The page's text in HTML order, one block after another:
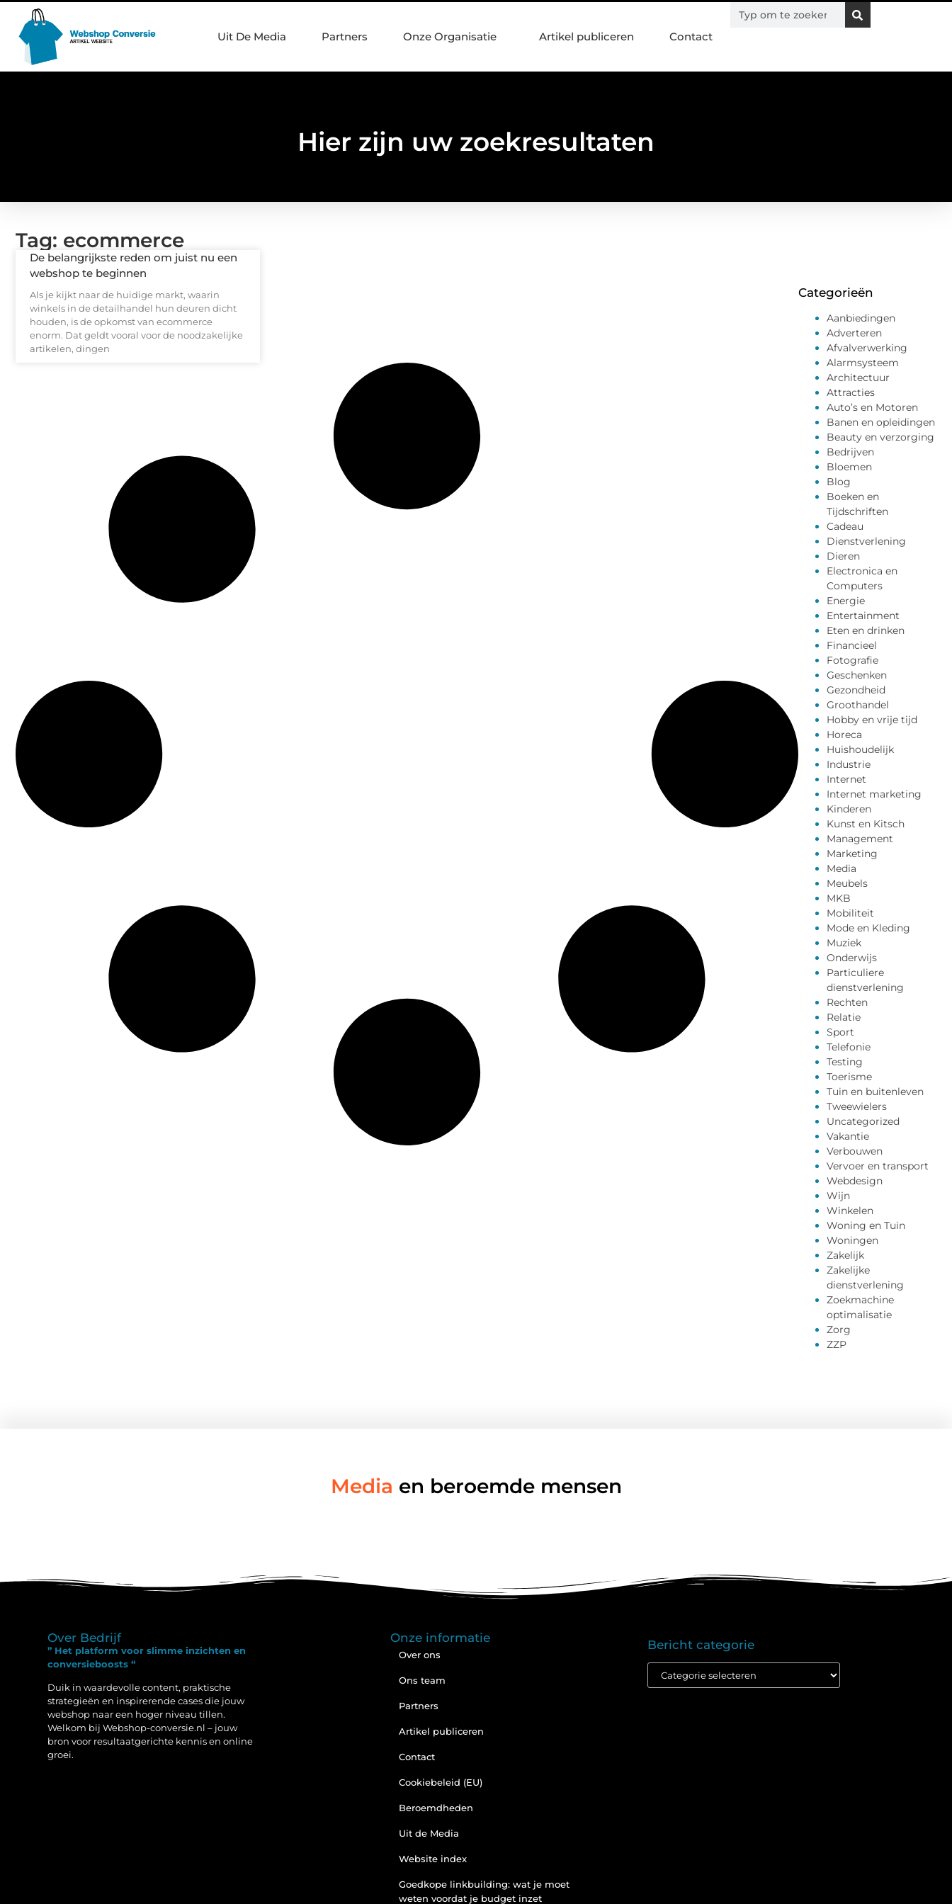
Uit De Media Partners Onze Organisatie Artikel publiceren Contact
Hier zijn uw zoekresultaten
Tag: ecommerce
De belangrijkste reden om juist nu een
webshop te beginnen
Als je kijkt naar de huidige markt, waarin
winkels in de detailhandel hun deuren dicht
houden, is de opkomst van ecommerce
enorm. Dat geldt vooral voor de noodzakelijke
artikelen, dingen
Categorieën
Aanbiedingen
Adverteren
Afvalverwerking
Alarmsysteem
Architectuur
Attracties
Auto’s en Motoren
Banen en opleidingen
Beauty en verzorging
Bedrijven
Bloemen
Blog
Boeken en
Tijdschriften
Cadeau
Dienstverlening
Dieren
Electronica en
Computers
Energie
Entertainment
Eten en drinken
Financieel
Fotografie
Geschenken
Gezondheid
Groothandel
Hobby en vrije tijd
Horeca
Huishoudelijk
Industrie
Internet
Internet marketing
Kinderen
Kunst en Kitsch
Management
Marketing
Media
Meubels
MKB
Mobiliteit
Mode en Kleding
Muziek
Onderwijs
Particuliere
dienstverlening
Rechten
Relatie
Sport
Telefonie
Testing
Toerisme
Tuin en buitenleven
Tweewielers
Uncategorized
Vakantie
Verbouwen
Vervoer en transport
Webdesign
Wijn
Winkelen
Woning en Tuin
Woningen
Zakelijk
Zakelijke
dienstverlening
Zoekmachine
optimalisatie
Zorg
ZZP
Media en beroemde mensen
Over Bedrijf
” Het platform voor slimme inzichten en
conversieboosts “
Duik in waardevolle content, praktische
strategieën en inspirerende cases die jouw
webshop naar een hoger niveau tillen.
Welkom bij Webshop-conversie.nl – jouw
bron voor resultaatgerichte kennis en online
groei.
Onze informatie
Over ons
Ons team
Partners
Artikel publiceren
Contact
Cookiebeleid (EU)
Beroemdheden
Uit de Media
Website index
Goedkope linkbuilding: wat je moet
weten voordat je budget inzet
Bericht categorie